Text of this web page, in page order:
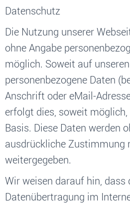
Datenschutz
Die Nutzung unserer
ohne Angabe
möglich. Soweit auf
personenbezogene Daten
Anschrift oder eMail-
erfolgt dies, soweit
Basis. Diese Daten werden
ausdrückliche Zustimmung
weitergegeben.
Wir weisen darauf hin, dass
Datenübertragung im